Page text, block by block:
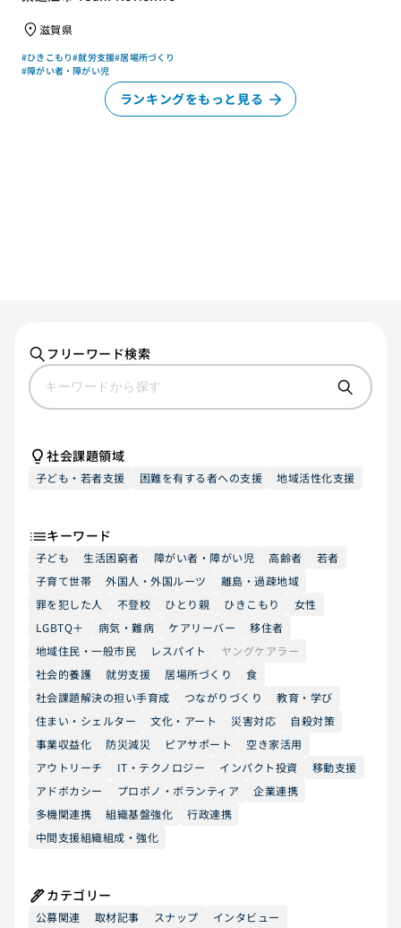
滋賀県
#ひきこもり#就労支援#居場所づくり
#障がい者・障がい児
ランキングをもっと見る
フリーワード検索
社会課題領域
子ども・若者支援 困難を有する者への支援 地域活性化支援
キーワード
子ども 生活困窮者 障がい者・障がい児 高齢者
若者
子育て世帯
外国人・外国ルーツ
離島・過疎地域
罪を犯した人
不登校 ひとり親 ひきこもり
女性
LGBTQ＋
病気・難病 ケアリーバー
移住者
地域住民・一般市民
レスパイト
ヤングケアラー
社会的養護
就労支援 居場所づくり
食
社会課題解決の担い手育成
つながりづくり
教育・学び
住まい・シェルター
文化・アート 災害対応
自殺対策
事業収益化
防災減災 ピアサポート
空き家活用
アウトリーチ
IT・テクノロジー インパクト投資
移動支援
アドボカシー
プロボノ・ボランティア
企業連携
多機関連携
組織基盤強化
行政連携
中間支援組織組成・強化
カテゴリー
公募関連 取材記事 スナップ
インタビュー